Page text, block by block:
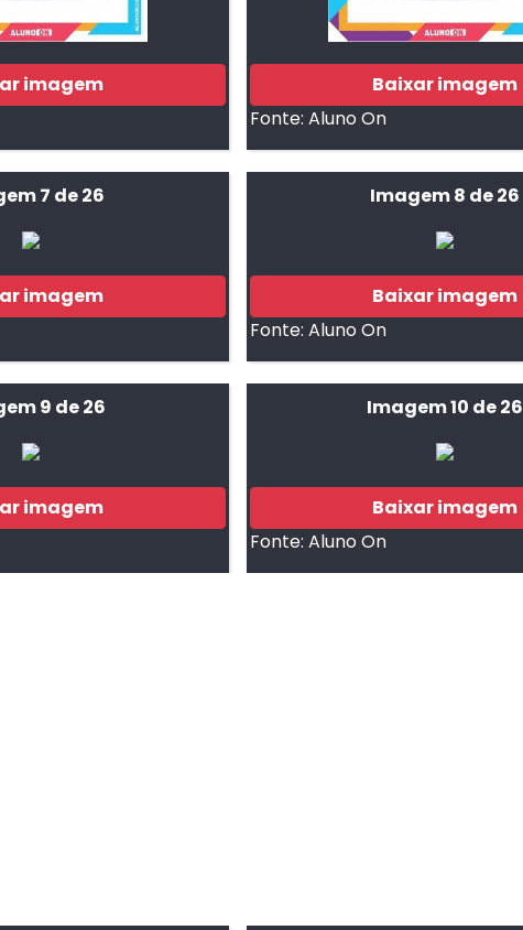
imagem
Baixar imagem
Fonte:Aluno On
7 de 26
imagem
Imagem 8 de 26
Baixar imagem
Fonte:Aluno On
9 de 26
imagem
Imagem 10 de 26
Baixar imagem
Fonte:Aluno On